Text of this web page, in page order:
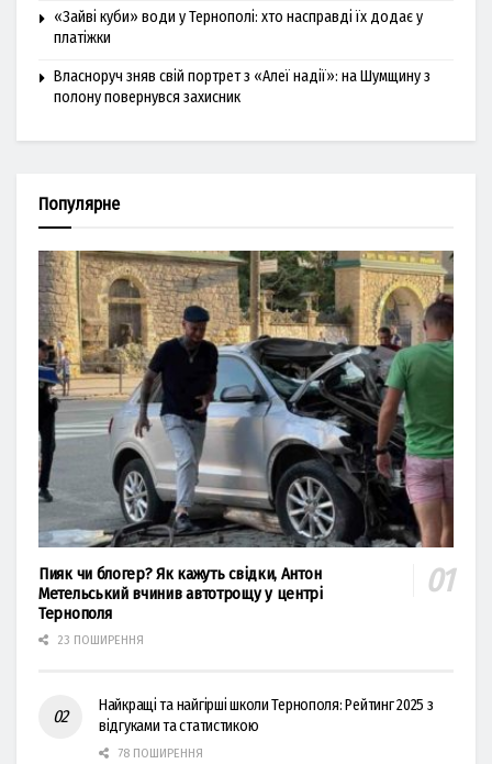
«Зайві куби» води у Тернополі: хто насправді їх додає у
платіжки
Власноруч зняв свій портрет з «Алеї надії»: на Шумщину з
полону повернувся захисник
Популярне
Пияк чи блогер? Як кажуть свідки, Антон
Метельський вчинив автотрощу у центрі
Тернополя
23 ПОШИРЕННЯ
Найкращі та найгірші школи Тернополя: Рейтинг 2025 з
відгуками та статистикою
78 ПОШИРЕННЯ